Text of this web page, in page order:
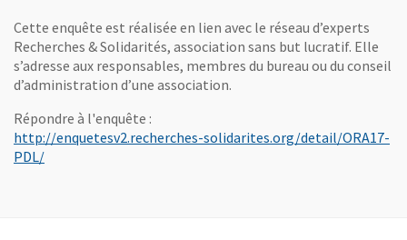
Cette enquête est réalisée en lien avec le réseau d’experts
Recherches & Solidarités, association sans but lucratif. Elle
s’adresse aux responsables, membres du bureau ou du conseil
d’administration d’une association.
Répondre à l'enquête :
http://enquetesv2.recherches-solidarites.org/detail/ORA17-
PDL/, Ouvre une nouvelle fenêtre